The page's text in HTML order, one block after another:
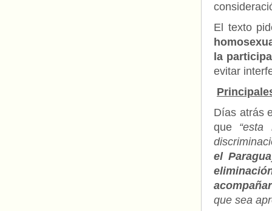
El texto
la
evitar
Días atrás
que “esta
el
que sea